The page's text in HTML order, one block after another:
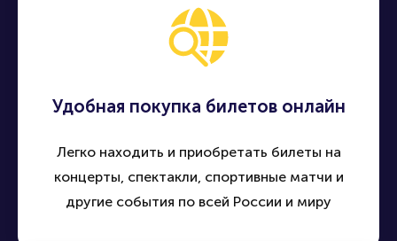
Удобная покупка билетов онлайн
Легко находить и приобретать билеты на
концерты, спектакли, спортивные матчи и
другие события по всей России и миру